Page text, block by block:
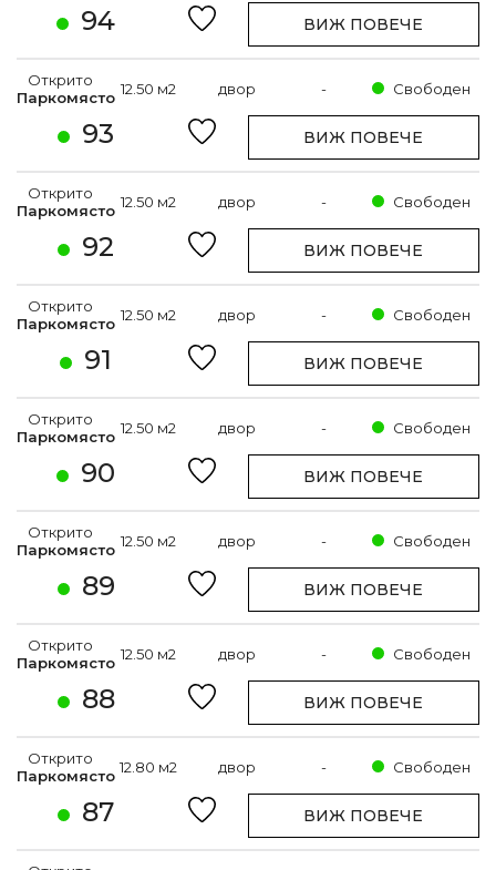
94 ВИЖ ПОВЕЧЕ
93
Открито
Паркомясто 12.50 м2 двор - Свободен
ВИЖ ПОВЕЧЕ
92
Открито
Паркомясто 12.50 м2 двор - Свободен
ВИЖ ПОВЕЧЕ
91
Открито
Паркомясто 12.50 м2 двор - Свободен
ВИЖ ПОВЕЧЕ
90
Открито
Паркомясто 12.50 м2 двор - Свободен
ВИЖ ПОВЕЧЕ
89
Открито
Паркомясто 12.50 м2 двор - Свободен
ВИЖ ПОВЕЧЕ
88
Открито
Паркомясто 12.50 м2 двор - Свободен
ВИЖ ПОВЕЧЕ
87
Открито
Паркомясто 12.80 м2 двор - Свободен
ВИЖ ПОВЕЧЕ